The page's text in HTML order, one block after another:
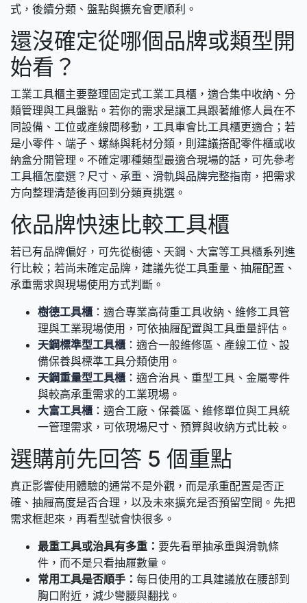
式，後續分類、盤點與擴充會更順利。
還沒確定從哪個品牌或類型開
始看？
工業工具櫃主要整理固定式工業工具櫃，適合集中收納、分
類管理與工具盤點。若你的需求是讓工具跟著維修人員在不
同設備、工位或產線間移動，工具車會比工具櫃更適合；若
是小零件、端子、螺絲與耗材分類，則建議搭配零件櫃或收
納盒分開管理。不確定哪種類型最適合現場的話，可先參考
工具櫃怎麼選？尺寸、承重、滑軌與品牌完整指南 ，把需求
方向整理清楚後再回到分類頁挑選。
依品牌快速比較工具櫃
若已有品牌偏好，可先從樹德、天鋼、大富等工具櫃系列進
行比較；若尚未確定品牌，建議先從工具重量、抽屜配置、
承重需求與現場使用方式判斷。
樹德工具櫃 ：適合專業高荷重工具收納、維修工具管
理與工業現場使用，可依抽屜配置與工具重量評估。
天鋼標準型工具櫃 ：適合一般維修區、產線工位、設
備保養與標準工具分類使用。
天鋼重量型工具櫃 ：適合治具、重型工具、金屬零件
與較高承重需求的工業現場。
大富工具櫃 ：適合工廠、保養區、維修單位與工具統
一管理需求，可依現場尺寸、預算與收納方式比較。
選購前先回答 5 個重點
真正影響使用體驗的通常不是外觀，而是承重配置是否正
確、抽屜高度是否合理，以及未來擴充是否預留空間。先把
需求框起來，再看型號會快很多。
最重工具或治具有多重： 要先看單抽承重與滑軌條
件，而不是只看抽屜數量。
常用工具是否順手： 每日使用的工具建議放在腰部到
胸口附近，減少彎腰與翻找。